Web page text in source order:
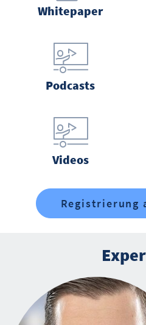
Whitepaper
Podcasts
Videos
Registrierung